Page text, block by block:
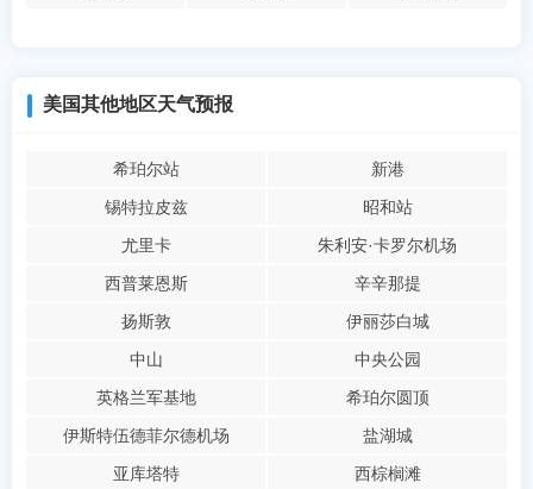
美国其他地区天气预报
希珀尔站
新港
锡特拉皮兹
昭和站
尤里卡
朱利安·卡罗尔机场
西普莱恩斯
辛辛那提
扬斯敦
伊丽莎白城
中山
中央公园
英格兰军基地
希珀尔圆顶
伊斯特伍德菲尔德机场
盐湖城
亚库塔特
西棕榈滩